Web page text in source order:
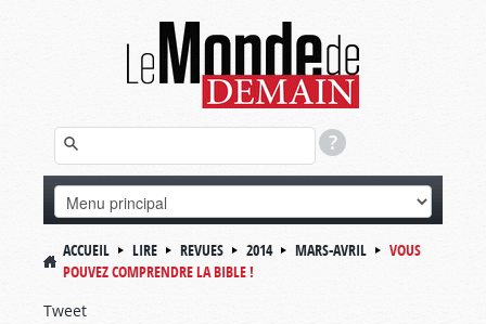
ACCUEIL LIRE REVUES 2014 MARS-AVRIL
VOUS
POUVEZ COMPRENDRE LA BIBLE !
Tweet